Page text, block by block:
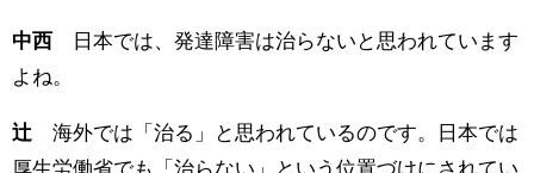
中西 日本では、発達障害は治らないと思われています
よね。
辻 海外では「治る」と思われているのです。日本では
厚生労働省でも「治らない」という位置づけにされてい